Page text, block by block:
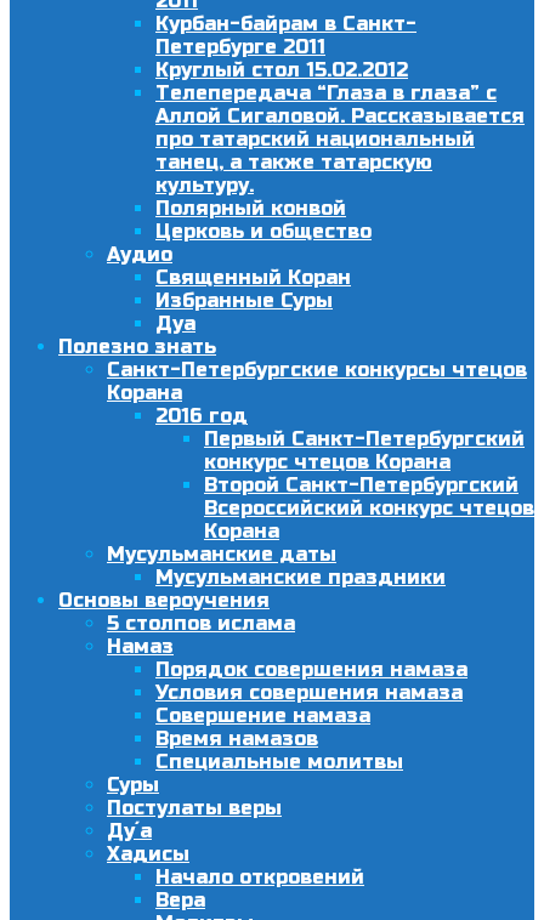
Курбан-байрам в Санкт-
Петербурге 2011
Круглый стол 15.02.2012
Телепередача “Глаза в глаза” с
Аллой Сигаловой. Рассказывается
про татарский национальный
танец, а также татарскую
культуру.
Полярный конвой
Церковь и общество
Аудио
Священный Коран
Избранные Суры
Дуа
Полезно знать
Санкт-Петербургские конкурсы чтецов
Корана
2016 год
Первый Санкт-Петербургский
конкурс чтецов Корана
Второй Санкт-Петербургский
Всероссийский конкурс чтецов
Корана
Мусульманские даты
Мусульманские праздники
Основы вероучения
5 столпов ислама
Намаз
Порядок совершения намаза
Условия совершения намаза
Совершение намаза
Время намазов
Специальные молитвы
Суры
Постулаты веры
Ду´а
Хадисы
Начало откровений
Вера